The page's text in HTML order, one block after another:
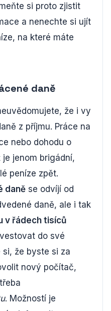
si proto zjistit
a nenechte si ujít
na které máte
daně
že i vy
z příjmu. Práce na
nebo dohodu o
jenom brigádní,
peníze zpět.
daně se odvíjí od
daně, ale i tak
v řádech tisíců
do své
že byste si za
nový počítač,
. Možností je